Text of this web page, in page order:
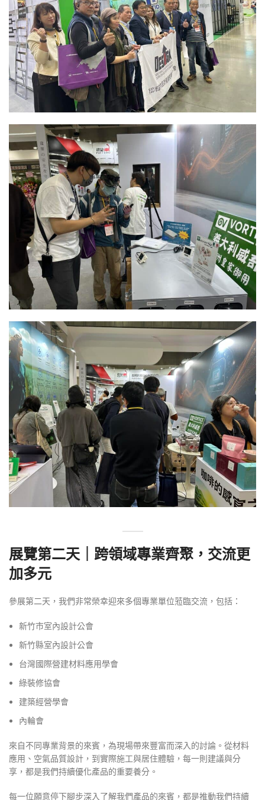
展覽第二天｜跨領域專業齊聚，交流更
加多元
參展第二天，我們非常榮幸迎來多個專業單位蒞臨交流，包括：
新竹市室內設計公會
新竹縣室內設計公會
台灣國際營建材料應用學會
綠裝修協會
建築經營學會
內輪會
來自不同專業背景的來賓，為現場帶來豐富而深入的討論。從材料
應用、空氣品質設計，到實際施工與居住體驗，每一則建議與分
享，都是我們持續優化產品的重要養分。
每一位願意停下腳步深入了解我們產品的來賓，都是推動我們持續